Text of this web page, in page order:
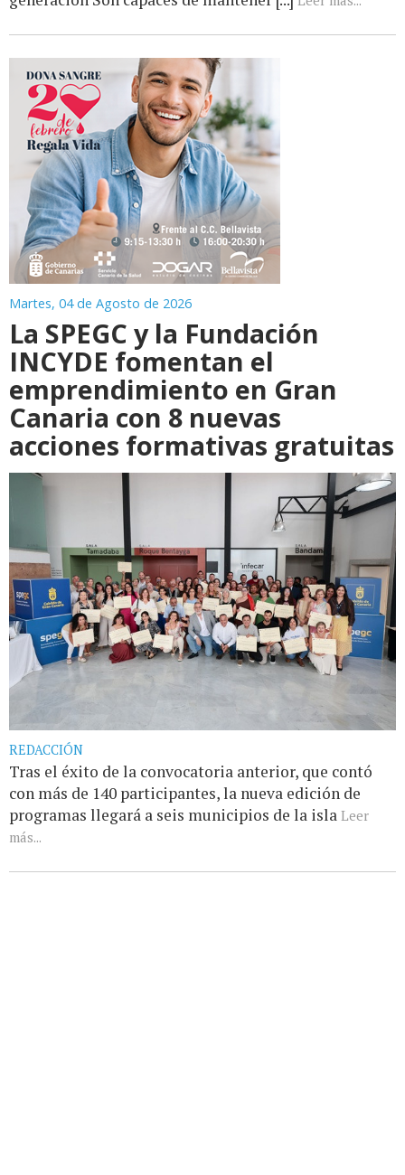
Martes, 04 de Agosto de 2026
La SPEGC y la Fundación
INCYDE fomentan el
emprendimiento en Gran
Canaria con 8 nuevas
acciones formativas gratuitas
REDACCIÓN
Tras el éxito de la convocatoria anterior, que contó
con más de 140 participantes, la nueva edición de
programas llegará a seis municipios de la isla Leer
más...